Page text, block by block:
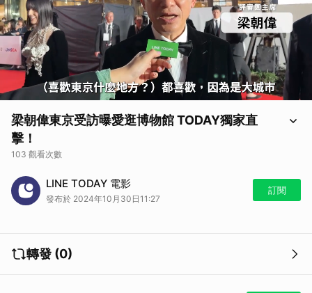
梁朝偉東京受訪曝愛逛博物館 TODAY獨家直
擊！
103 觀看次數
2024東京影展LINE TODAY特別系列報導>>
評審主席 獨家透露喜歡博物館！
2024東京影展LINE TODAY特別系列報導>>
東京影展紅毯獨家直擊！
2024東京影展LINE TODAY特別系列報導>>
東京直擊米倉涼子 映後當
LINE TODAY 電影
發布於 2024年10月30日11:27
訂閱
轉發 (0)